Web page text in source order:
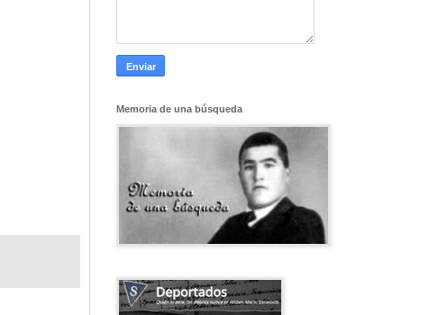
Memoria de una búsqueda